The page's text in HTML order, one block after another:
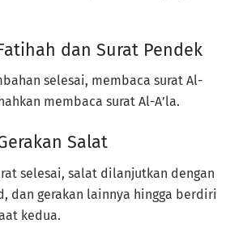
dan Surat Pendek
selesai, membaca surat Al-
membaca surat Al-A’la.
Salat
selesai, salat dilanjutkan dengan
dan gerakan lainnya hingga berdiri
kedua.